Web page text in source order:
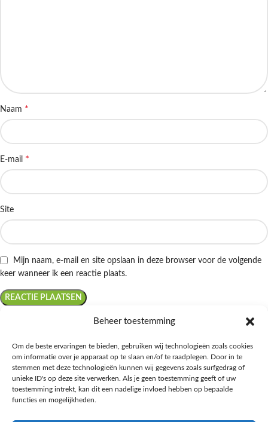
Beheer toestemming
Om de beste ervaringen te bieden, gebruiken wij technologieën zoals cookies
om informatie over je apparaat op te slaan en/of te raadplegen. Door in te
stemmen met deze technologieën kunnen wij gegevens zoals surfgedrag of
unieke ID's op deze site verwerken. Als je geen toestemming geeft of uw
toestemming intrekt, kan dit een nadelige invloed hebben op bepaalde
functies en mogelijkheden.
Naam *
E-mail *
Site
Mijn naam, e-mail en site opslaan in deze browser voor de volgende
keer wanneer ik een reactie plaats.
Ontdek de beste keto-vriendelijke keuzes van Albert Heijn, verrijk je
kennis met onze diepgaande blogs over het keto-dieet, en deel jouw
favoriete keto recepten in onze bruisende online gemeenschap!